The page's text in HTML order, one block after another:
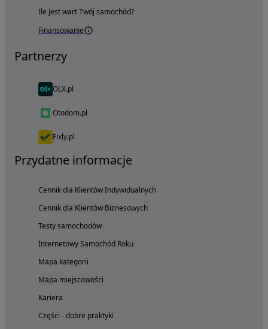
Ile jest wart Twój samochód?
Finansowanie
Partnerzy
OLX.pl
Otodom.pl
Fixly.pl
Przydatne informacje
Cennik dla Klientów Indywidualnych
Cennik dla Klientów Biznesowych
Testy samochodów
Internetowy Samochód Roku
Mapa kategorii
Mapa miejscowości
Kariera
Części - dobre praktyki